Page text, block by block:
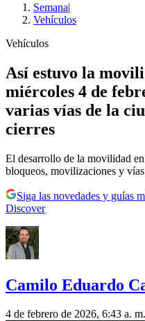
Semana|
Vehículos
Vehículos
Así estuvo la
miércoles 4 de
varias vías de la
cierres
El desarrollo de la movilidad
bloqueos, movilizaciones y
Siga las novedades y guías
Discover
Camilo Eduardo
4 de febrero de 2026, 6:43 a. m.